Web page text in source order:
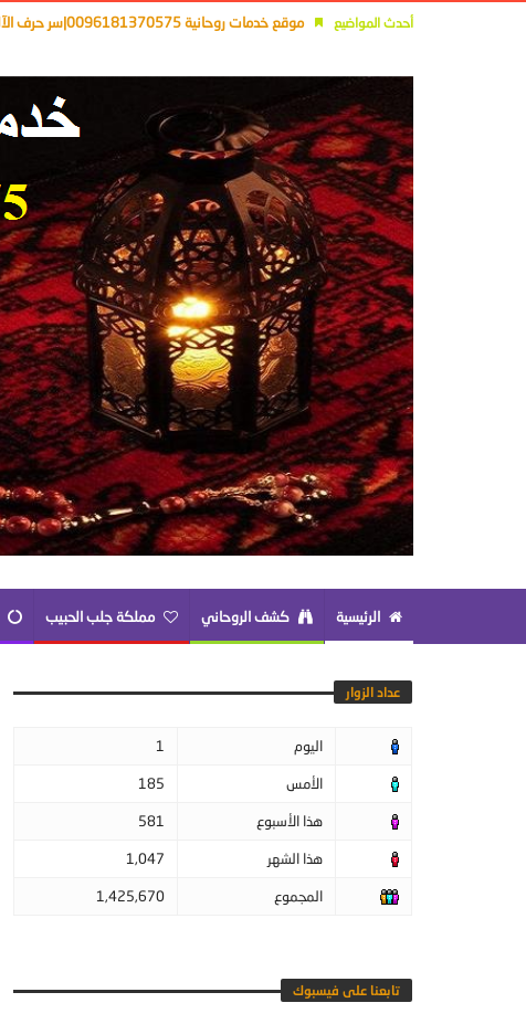
أحدث المواضيع موقع خدمات روحانية 0096181370575|سر حرف الآلف فى الجلب والمحبة
الرئيسية كشف الروحاني مملكة جلب الحبيب
عداد الزوار
اليوم 1
الأمس 185
هذا الأسبوع 581
هذا الشهر 1,047
المجموع 1,425,670
تابعنا على فيسبوك